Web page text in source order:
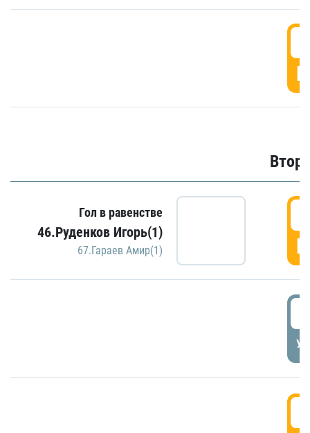
Гол в равенстве
46.Руденков Игорь(1)
67.Гараев Амир(1)